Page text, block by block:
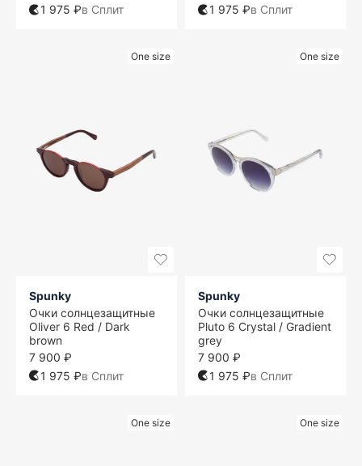
1 975 ₽в Сплит
1 975 ₽в Сплит
One size
Spunky
Очки солнцезащитные
Oliver 6 Red / Dark
brown
7 900 ₽
1 975 ₽в Сплит
One size
Spunky
Очки солнцезащитные
Pluto 6 Crystal / Gradient
grey
7 900 ₽
1 975 ₽в Сплит
One size One size